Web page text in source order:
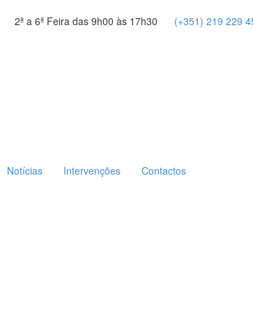
2ª a 6ª Feira das 9h00 às 17h30 (+351) 219 229
Notícias Intervenções Contactos